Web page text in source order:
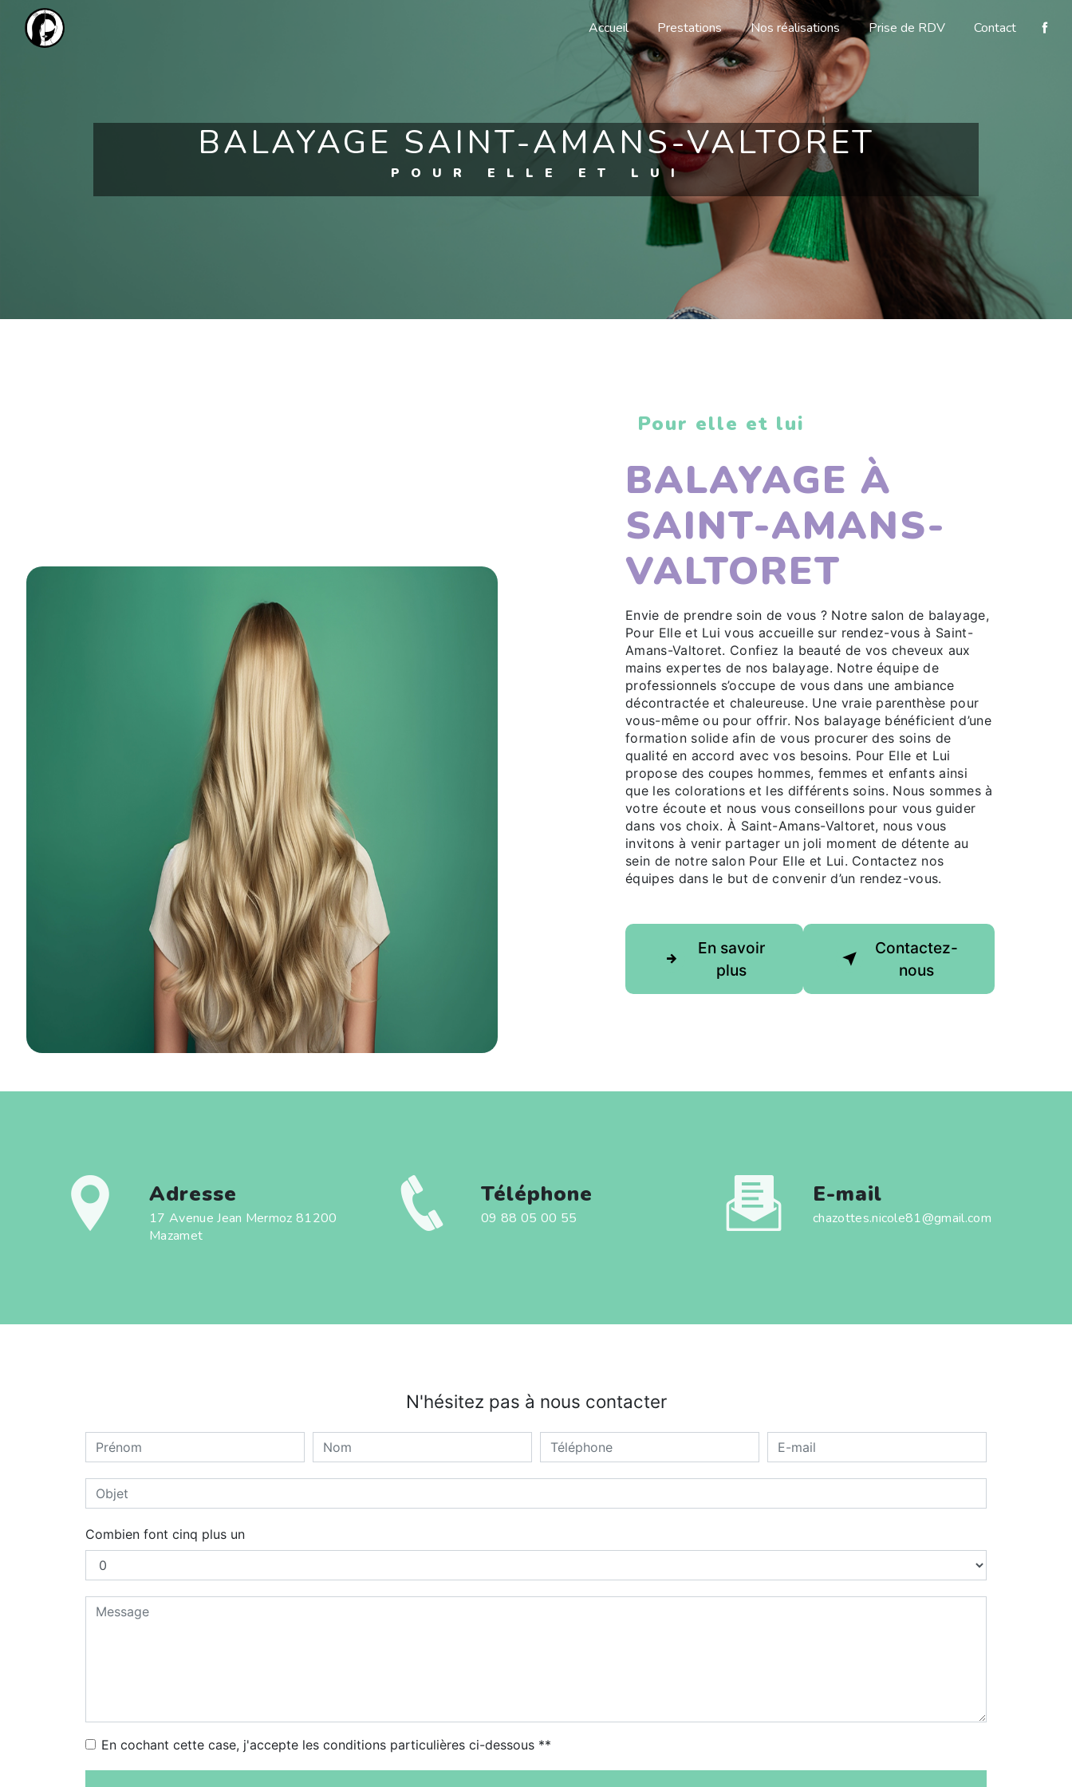
Accueil Prestations Nos réalisations Prise de RDV Contact
BALAYAGE SAINT-AMANS-VALTORET
POUR ELLE ET LUI
Pour elle et lui
BALAYAGE À
SAINT-AMANS-
VALTORET
Envie de prendre soin de vous ? Notre salon de balayage,
Pour Elle et Lui vous accueille sur rendez-vous à Saint-
Amans-Valtoret. Confiez la beauté de vos cheveux aux
mains expertes de nos balayage. Notre équipe de
professionnels s’occupe de vous dans une ambiance
décontractée et chaleureuse. Une vraie parenthèse pour
vous-même ou pour offrir. Nos balayage bénéficient d’une
formation solide afin de vous procurer des soins de
qualité en accord avec vos besoins. Pour Elle et Lui
propose des coupes hommes, femmes et enfants ainsi
que les colorations et les différents soins. Nous sommes à
votre écoute et nous vous conseillons pour vous guider
dans vos choix. À Saint-Amans-Valtoret, nous vous
invitons à venir partager un joli moment de détente au
sein de notre salon Pour Elle et Lui. Contactez nos
équipes dans le but de convenir d’un rendez-vous.
En savoir
plus
Contactez-
nous
Adresse
17 Avenue Jean Mermoz 81200
Mazamet
Téléphone
09 88 05 00 55
E-mail
chazottes.nicole81@gmail.com
N'hésitez pas à nous contacter
Combien font cinq plus un
En cochant cette case, j'accepte les conditions particulières ci-dessous **
Panneau de gestion des cookies